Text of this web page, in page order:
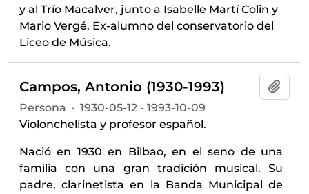
y al Trío Macalver, junto a Isabelle Martí Colin y
Mario Vergé. Ex-alumno del conservatorio del
Liceo de Música.
Campos, Antonio (1930-1993)
Persona · 1930-05-12 - 1993-10-09
Violonchelista y profesor español.
Nació en 1930 en Bilbao, en el seno de una
familia con una gran tradición musical. Su
padre, clarinetista en la Banda Municipal de